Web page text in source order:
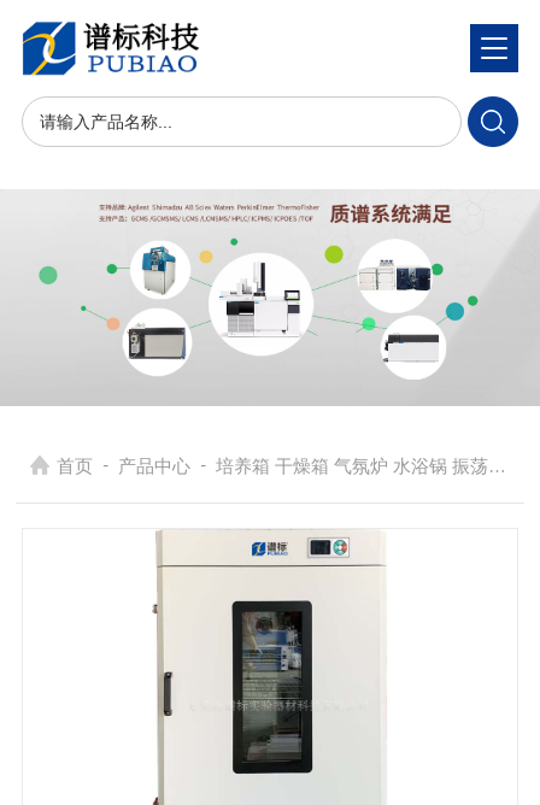
首页 - 产品中心 - 培养箱 干燥箱 气氛炉 水浴锅 振荡器